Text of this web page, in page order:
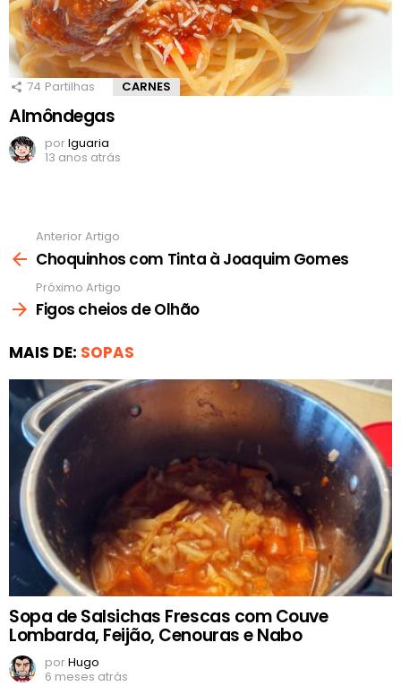
74 Partilhas CARNES
Almôndegas
porIguaria
13 anos atrás
mais
Anterior Artigo
Choquinhos com Tinta à Joaquim Gomes
Próximo Artigo
Figos cheios de Olhão
MAIS DE: SOPAS
Sopa de Salsichas Frescas com Couve
Lombarda, Feijão, Cenouras e Nabo
porHugo
6 meses atrás